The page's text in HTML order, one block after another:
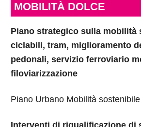
MOBILITÀ DOLCE
Piano strategico sulla mobilità
ciclabili, tram, miglioramento
pedonali, servizio ferroviario
filoviarizzazione
Piano Urbano Mobilità sostenibile
Interventi di riqualificazione di